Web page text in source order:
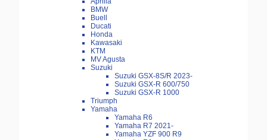
BMW
Buell
Ducati
Honda
Kawasaki
KTM
MV Agusta
Suzuki
Suzuki GSX-8S/R 2023-
Suzuki GSX-R 600/750
Suzuki GSX-R 1000
Triumph
Yamaha
Yamaha R6
Yamaha R7 2021-
Yamaha YZF 900 R9